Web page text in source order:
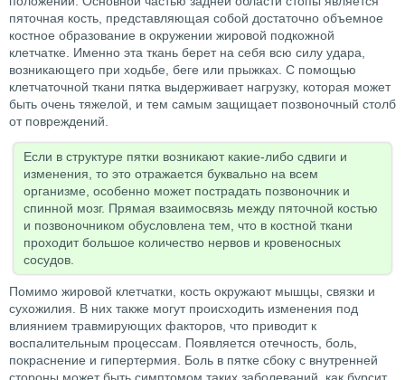
пяточная кость, представляющая собой достаточно объемное
костное образование в окружении жировой подкожной
клетчатке. Именно эта ткань берет на себя всю силу удара,
возникающего при ходьбе, беге или прыжках. С помощью
клетчаточной ткани пятка выдерживает нагрузку, которая может
быть очень тяжелой, и тем самым защищает позвоночный столб
от повреждений.
Если в структуре пятки возникают какие-либо сдвиги и
изменения, то это отражается буквально на всем
организме, особенно может пострадать позвоночник и
спинной мозг. Прямая взаимосвязь между пяточной костью
и позвоночником обусловлена тем, что в костной ткани
проходит большое количество нервов и кровеносных
сосудов.
Помимо жировой клетчатки, кость окружают мышцы, связки и
сухожилия. В них также могут происходить изменения под
влиянием травмирующих факторов, что приводит к
воспалительным процессам. Появляется отечность, боль,
покраснение и гипертермия. Боль в пятке сбоку с внутренней